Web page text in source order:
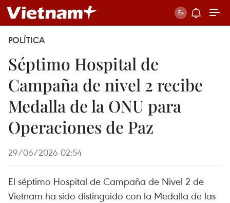
POLÍTICA
Séptimo Hospital de
Campaña de nivel 2 recibe
Medalla de la ONU para
Operaciones de Paz
29/06/2026 02:54
El séptimo Hospital de Campaña de Nivel 2 de
Vietnam ha sido distinguido con la Medalla de las